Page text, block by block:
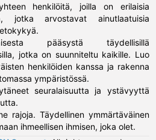
henkilöitä, joilla on erilaisia
jotka arvostavat ainutlaatuisia
pääsystä täydellisillä
jotka on suunniteltu kaikille. Luo
henkilöiden kanssa ja rakenna
ympäristössä.
seuralaisuutta ja ystävyyttä
rajoja. Täydellinen ymmärtäväinen
ihmeellisen ihmisen, joka olet.